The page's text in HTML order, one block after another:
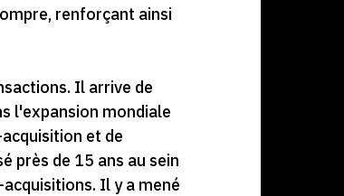
renforçant ainsi
Il arrive de
l'expansion mondiale
et de
près de 15 ans au sein
Il y a mené